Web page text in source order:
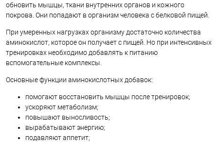
обновить мышцы, ткани внутренних органов и кожного
покрова. Они попадают в организм человека с белковой пищей.
При умеренных нагрузках организму достаточно количества
аминокислот, которое он получает с пищей. Но при интенсивных
тренировках необходимо добавлять к питанию
вспомогательные комплексы.
Основные функции аминокислотных добавок:
помогают восстановить мышцы после тренировок;
ускоряют метаболизм;
повышают выносливость;
вырабатывают энергию;
подавляют аппетит;